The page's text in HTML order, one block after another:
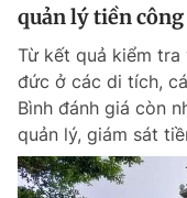
Chuyên mục khác
Chào ngày mới
Đổi mật khẩu
Tin đã lưu
Tin đã xem
Đăng xuất
quản lý tiền công
Từ kết quả kiểm tra
đức ở các di tích,
Bình đánh giá còn
quản lý, giám sát